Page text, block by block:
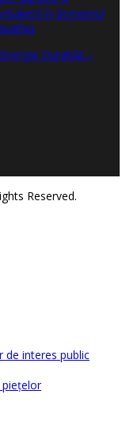
Reserved.
de interes public
pieţelor